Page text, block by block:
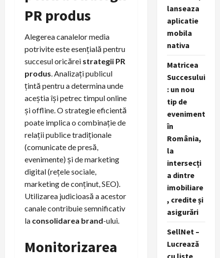
PR produs
Alegerea canalelor media
potrivite este esențială pentru
succesul oricărei strategii PR
produs. Analizați publicul
țintă pentru a determina unde
aceștia își petrec timpul online
și offline. O strategie eficientă
poate implica o combinație de
relații publice tradiționale
(comunicate de presă,
evenimente) și de marketing
digital (rețele sociale,
marketing de conținut, SEO).
Utilizarea judicioasă a acestor
canale contribuie semnificativ
la consolidarea brand-ului.
Monitorizarea
lanseaza
aplicatie
mobila
nativa
Matricea
Succesului
: un nou
tip de
eveniment
în
România,
la
intersecți
a dintre
imobiliare
, credite și
asigurări
SellNet –
Lucrează
cu liste